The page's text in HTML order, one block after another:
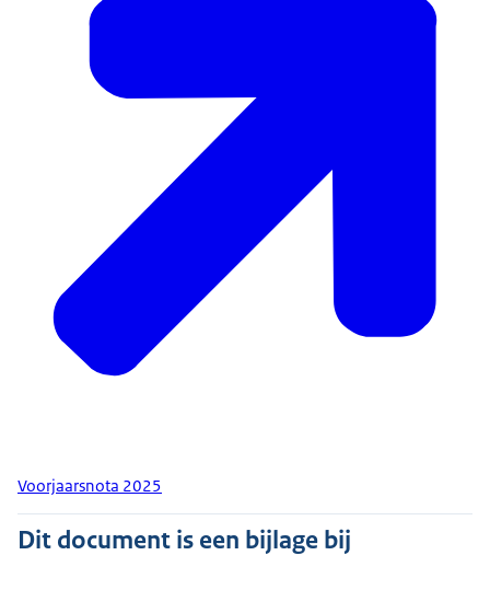
Voorjaarsnota 2025
Dit document is een bijlage bij